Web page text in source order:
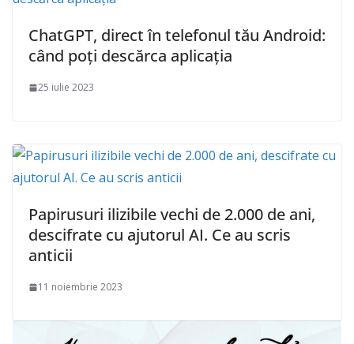
ChatGPT, direct în telefonul tău Android:
când poți descărca aplicația
25 iulie 2023
Papirusuri ilizibile vechi de 2.000 de ani,
descifrate cu ajutorul AI. Ce au scris
anticii
11 noiembrie 2023